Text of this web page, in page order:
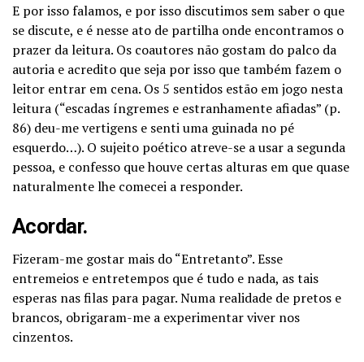
E por isso falamos, e por isso discutimos sem saber o que
se discute, e é nesse ato de partilha onde encontramos o
prazer da leitura. Os coautores não gostam do palco da
autoria e acredito que seja por isso que também fazem o
leitor entrar em cena. Os 5 sentidos estão em jogo nesta
leitura (“escadas íngremes e estranhamente afiadas” (p.
86) deu-me vertigens e senti uma guinada no pé
esquerdo…). O sujeito poético atreve-se a usar a segunda
pessoa, e confesso que houve certas alturas em que quase
naturalmente lhe comecei a responder.
Acordar.
Fizeram-me gostar mais do “Entretanto”. Esse
entremeios e entretempos que é tudo e nada, as tais
esperas nas filas para pagar. Numa realidade de pretos e
brancos, obrigaram-me a experimentar viver nos
cinzentos.